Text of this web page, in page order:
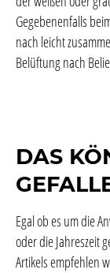
Gegebenenfalls
nach leicht
Belüftung nach
DAS
Egal ob es um die
oder die Jahreszeit
Artikels empfehlen